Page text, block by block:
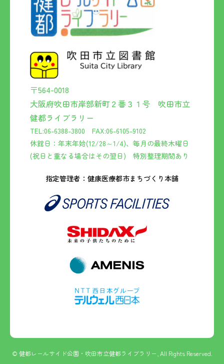
〒564-0018
大阪府吹田市岸部新町２番３１号 吹田市立
健都ライブラリー
TEL:06-6388-3800 FAX:06-6105-9102
休館日：年末年始(12/28～1/4)、毎月の最終木曜日
(祝日と重なる場合はその翌日) 特別整理期間あり
指定管理者：健康医療都市まちづくり本舗
© 健都レールサイド公園・吹田市立健都ライブラリー, All Rights Reserved.